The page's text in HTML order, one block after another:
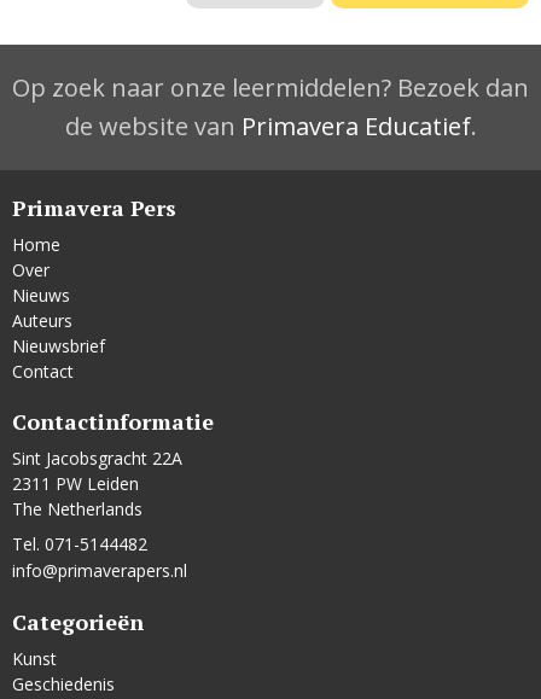
Op zoek naar onze leermiddelen? Bezoek dan
de website van Primavera Educatief.
Primavera Pers
Home
Over
Nieuws
Auteurs
Nieuwsbrief
Contact
Contactinformatie
Sint Jacobsgracht 22A
2311 PW Leiden
The Netherlands
Tel. 071-5144482
info@primaverapers.nl
Categorieën
Kunst
Geschiedenis